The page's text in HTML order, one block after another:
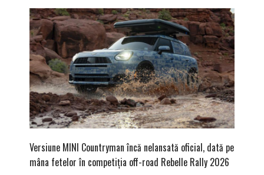
Versiune MINI Countryman încă nelansată oficial, dată pe
mâna fetelor în competiția off-road Rebelle Rally 2026